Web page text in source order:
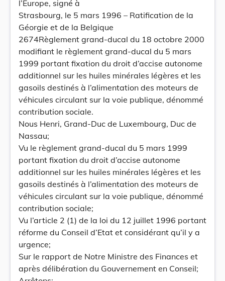
l’Europe, signé à
Strasbourg, le 5 mars 1996 – Ratification de la
Géorgie et de la Belgique
2674Règlement grand-ducal du 18 octobre 2000
modifiant le règlement grand-ducal du 5 mars
1999 portant fixation du droit d’accise autonome
additionnel sur les huiles minérales légères et les
gasoils destinés à l’alimentation des moteurs de
véhicules circulant sur la voie publique, dénommé
contribution sociale.
Nous Henri, Grand-Duc de Luxembourg, Duc de
Nassau;
Vu le règlement grand-ducal du 5 mars 1999
portant fixation du droit d’accise autonome
additionnel sur les huiles minérales légères et les
gasoils destinés à l’alimentation des moteurs de
véhicules circulant sur la voie publique, dénommé
contribution sociale;
Vu l’article 2 (1) de la loi du 12 juillet 1996 portant
réforme du Conseil d’Etat et considérant qu’il y a
urgence;
Sur le rapport de Notre Ministre des Finances et
après délibération du Gouvernement en Conseil;